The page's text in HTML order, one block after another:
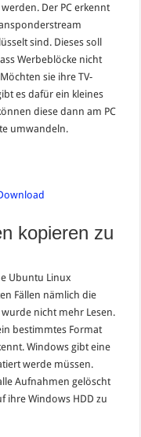
Der PC erkennt
sind. Dieses soll
Werbeblöcke nicht
sie ihre TV-
es dafür ein kleines
diese dann am PC
umwandeln.
kopieren zu
Ubuntu Linux
Fällen nämlich die
wurde nicht mehr Lesen.
bestimmtes Format
Windows gibt eine
werde müssen.
Aufnahmen gelöscht
ihre Windows HDD zu